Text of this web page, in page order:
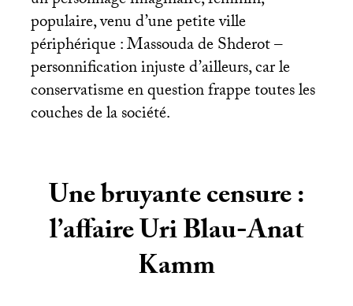
populaire, venu d’une petite ville
périphérique : Massouda de Shderot –
personnification injuste d’ailleurs, car le
conservatisme en question frappe toutes les
couches de la société.
Une bruyante censure :
l’affaire Uri Blau-Anat
Kamm